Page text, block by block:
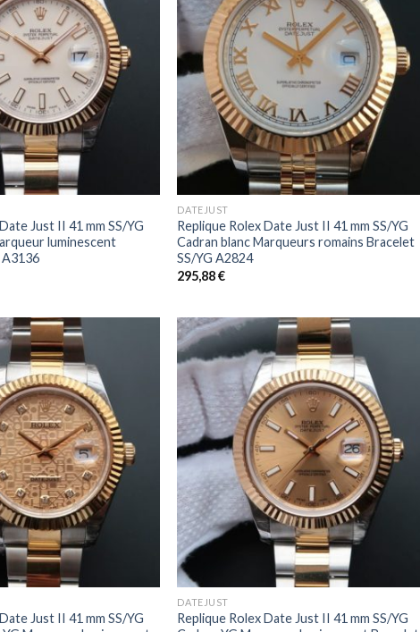
Just II 41 mm SS/YG
luminescent
A3136
DATEJUST
Replique Rolex Date Just II 41 mm SS/YG
Cadran blanc Marqueurs romains Bracelet
SS/YG A2824
295,88€
Just II 41 mm SS/YG
DATEJUST
Replique Rolex Date Just II 41 mm SS/YG